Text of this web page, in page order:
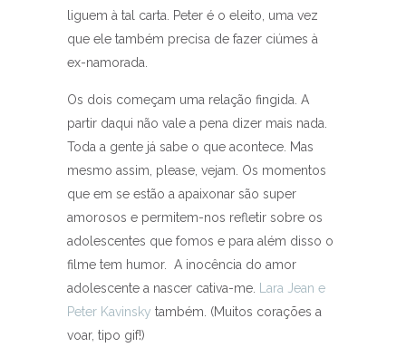
liguem à tal carta. Peter é o eleito, uma vez
que ele também precisa de fazer ciúmes à
ex-namorada.
Os dois começam uma relação fingida. A
partir daqui não vale a pena dizer mais nada.
Toda a gente já sabe o que acontece. Mas
mesmo assim, please, vejam. Os momentos
que em se estão a apaixonar são super
amorosos e permitem-nos refletir sobre os
adolescentes que fomos e para além disso o
filme tem humor. A inocência do amor
adolescente a nascer cativa-me. Lara Jean e
Peter Kavinsky também. (Muitos corações a
voar, tipo gif!)